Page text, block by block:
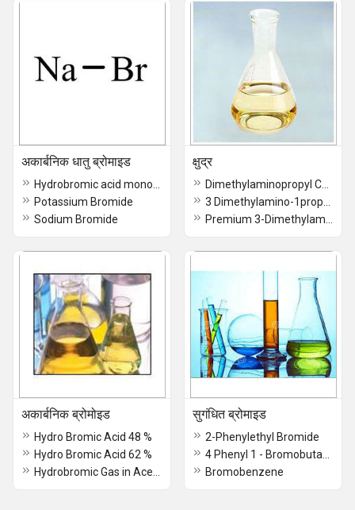
अकार्बनिक धातु ब्रोमाइड
Potassium Bromide
Sodium Bromide
क्षुद्र
अकार्बनिक ब्रोमोइड
Hydro Bromic Acid 48 %
Hydro Bromic Acid 62 %
सुगंधित ब्रोमाइड
2-Phenylethyl Bromide
Bromobenzene